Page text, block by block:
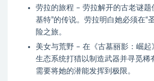
劳拉的旅程 – 劳拉解开的古老谜题
基特”的传说。劳拉明白她必须在“
险之旅。
美女与荒野 – 在《古墓丽影：崛
生态系统打猎以制造武器并寻觅
需要将她的潜能发挥到极限。